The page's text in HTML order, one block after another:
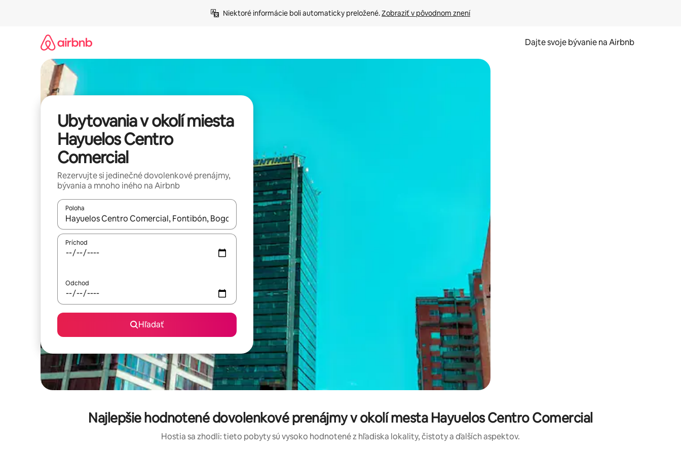
Niektoré informácie boli automaticky preložené. Zobraziť v pôvodnom znení
Dajte svoje bývanie na Airbnb
Ubytovania v okolí miesta
Hayuelos Centro
Comercial
Rezervujte si jedinečné dovolenkové prenájmy,
bývania a mnoho iného na Airbnb
Poloha
Keď budú výsledky k dispozícii, môžete si ich prechádzať pomocou klávesov so šípkami nahor a nadol alebo ich preskúmať pomocou dotykových gest či potiahnutia prstom.
Príchod
Odchod
Hľadať
Najlepšie hodnotené dovolenkové prenájmy v okolí mesta Hayuelos Centro Comercial
Hostia sa zhodli: tieto pobyty sú vysoko hodnotené z hľadiska lokality, čistoty a ďalších aspektov.